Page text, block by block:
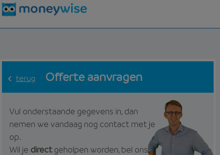
terug Offerte aanvragen
Vul onderstaande gegevens in, dan
nemen we vandaag nog contact met je
op.
Wil je directgeholpen worden, bel ons